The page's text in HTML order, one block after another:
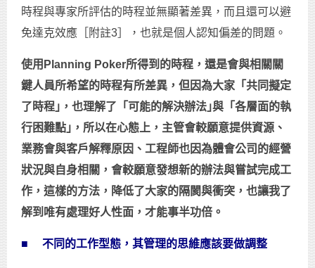
時程與專家所評估的時程並無顯著差異，而且還可以避
免達克效應［附註3］，也就是個人認知偏差的問題。
使用Planning Poker所得到的時程，還是會與相關關
鍵人員所希望的時程有所差異，但因為大家「共同擬定
了時程｣，也理解了「可能的解決辦法｣與「各層面的執
行困難點｣，所以在心態上，主管會較願意提供資源、
業務會與客戶解釋原因、工程師也因為體會公司的經營
狀況與自身相關，會較願意發想新的辦法與嘗試完成工
作，這樣的方法，降低了大家的隔閡與衝突，也讓我了
解到唯有處理好人性面，才能事半功倍。
■ 不同的工作型態，其管理的思維應該要做調整